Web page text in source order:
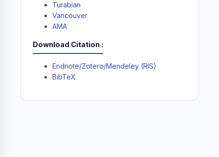
Turabian
Vancouver
AMA
Download Citation
Endnote/Zotero/Mendeley (RIS)
BibTeX